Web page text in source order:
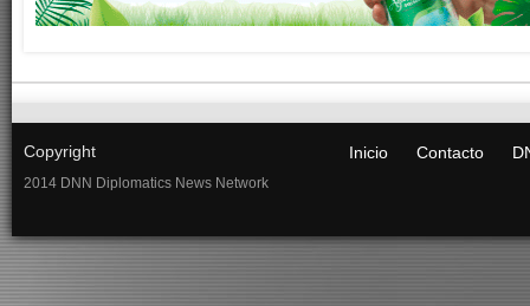
Copyright
2014 DNN Diplomatics News Network
Inicio Contacto